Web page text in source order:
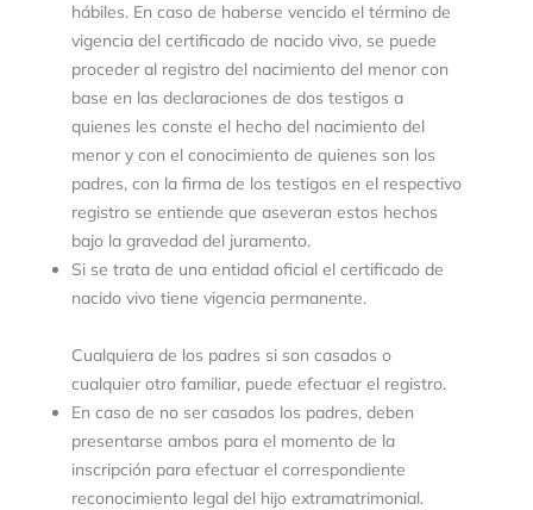
hábiles. En caso de haberse vencido el término de
vigencia del certificado de nacido vivo, se puede
proceder al registro del nacimiento del menor con
base en las declaraciones de dos testigos a
quienes les conste el hecho del nacimiento del
menor y con el conocimiento de quienes son los
padres, con la firma de los testigos en el respectivo
registro se entiende que aseveran estos hechos
bajo la gravedad del juramento.
Si se trata de una entidad oficial el certificado de
nacido vivo tiene vigencia permanente.
Cualquiera de los padres si son casados o
cualquier otro familiar, puede efectuar el registro.
En caso de no ser casados los padres, deben
presentarse ambos para el momento de la
inscripción para efectuar el correspondiente
reconocimiento legal del hijo extramatrimonial.